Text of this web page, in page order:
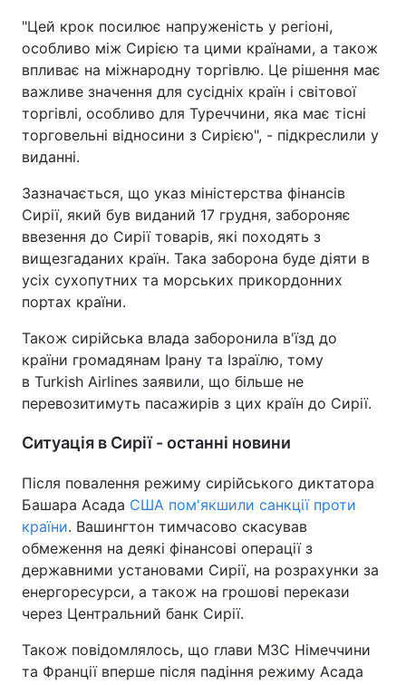
"Цей крок посилює напруженість у регіоні,
особливо між Сирією та цими країнами, а також
впливає на міжнародну торгівлю. Це рішення має
важливе значення для сусідніх країн і світової
торгівлі, особливо для Туреччини, яка має тісні
торговельні відносини з Сирією", - підкреслили у
виданні.
Зазначається, що указ міністерства фінансів
Сирії, який був виданий 17 грудня, забороняє
ввезення до Сирії товарів, які походять з
вищезгаданих країн. Така заборона буде діяти в
усіх сухопутних та морських прикордонних
портах країни.
Також сирійська влада заборонила в'їзд до
країни громадянам Ірану та Ізраїлю, тому
в Turkish Airlines заявили, що більше не
перевозитимуть пасажирів з цих країн до Сирії.
Ситуація в Сирії - останні новини
Після повалення режиму сирійського диктатора
Башара Асада США пом'якшили санкції проти
країни. Вашингтон тимчасово скасував
обмеження на деякі фінансові операції з
державними установами Сирії, на розрахунки за
енергоресурси, а також на грошові перекази
через Центральний банк Сирії.
Також повідомлялось, що глави МЗС Німеччини
та Франції вперше після падіння режиму Асада